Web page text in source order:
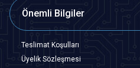
Önemli Bilgiler
Teslimat Koşulları
Üyelik Sözleşmesi